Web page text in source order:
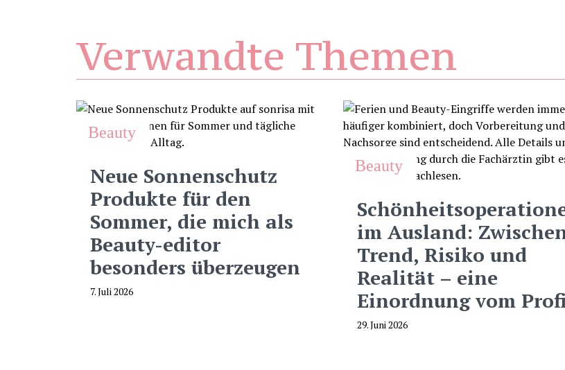
Verwandte Themen
Beauty
Neue Sonnenschutz
Produkte für den
Sommer, die mich als
Beauty-editor
besonders überzeugen
7. Juli 2026
Beauty
im Ausland:
Trend, Risiko und
Realität – eine
Einordnung vom
29. Juni 2026